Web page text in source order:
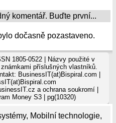
, Mobilní technologie,
komentář. Buďte první...
dočasně pozastaveno.
1805-0522 | Názvy použité v
příslušných vlastníků.
BusinessIT(at)Bispiral.com |
a ochrana soukromí|
Money S3| pg(10320)